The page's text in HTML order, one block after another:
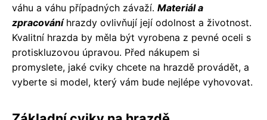
váhu a váhu případných závaží. Materiál a
zpracováníhrazdy ovlivňují její odolnost a životnost.
Kvalitní hrazda by měla být vyrobena z pevné oceli s
protiskluzovou úpravou. Před nákupem si
promyslete, jaké cviky chcete na hrazdě provádět, a
vyberte si model, který vám bude nejlépe vyhovovat.